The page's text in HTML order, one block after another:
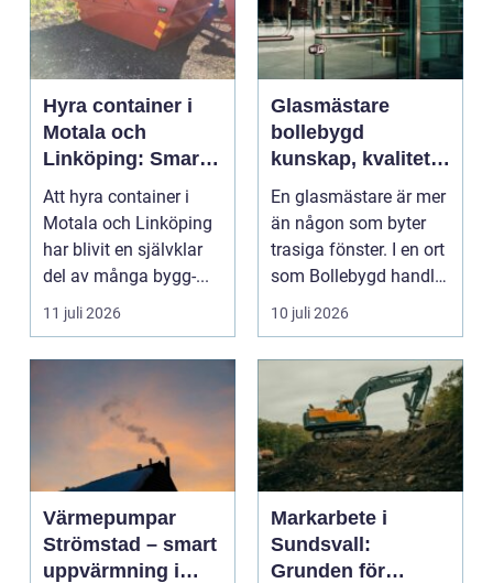
Hyra container i
Motala och
Linköping: Smart
avfallshantering
för projekt i alla
storlekar
Att hyra container i
Motala och Linköping
har blivit en självklar
del av många bygg-...
11 juli 2026
Glasmästare
bollebygd
kunskap, kvalitet
och smarta
glaslösningar
En glasmästare är mer
än någon som byter
trasiga fönster. I en ort
som Bollebygd handlar
yrket lika ...
10 juli 2026
Värmepumpar
Strömstad – smart
uppvärmning i
Markarbete i
Sundsvall:
Grunden för